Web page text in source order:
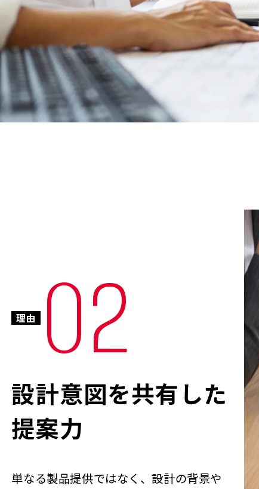
理由 02
設計意図を共有した
提案力
単なる製品提供ではなく、設計の背景や